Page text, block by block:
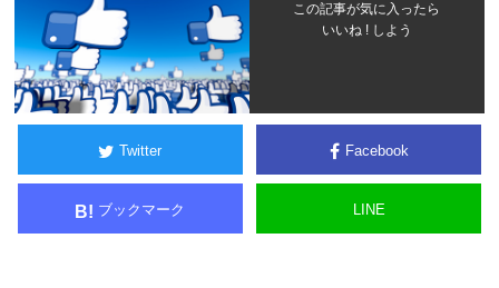
この記事が気に入ったら
いいね ! しよう
Twitter Facebook
B! ブックマーク LINE